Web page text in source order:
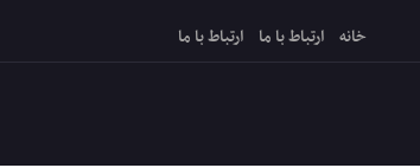
خانه ارتباط با ما ارتباط با ما